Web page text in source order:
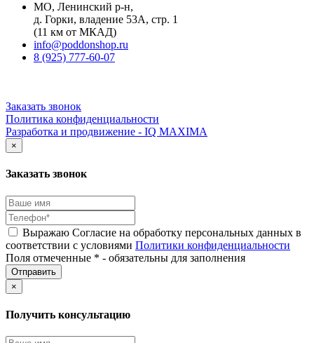
МО, Ленинский р-н,
д. Горки, владение 53А, стр. 1
(11 км от МКАД)
info@poddonshop.ru
8 (925) 777-60-07
Заказать звонок
Политика конфиденциальности
Разработка и продвижение - IQ MAXIMA
×
Заказать звонок
Выражаю Согласие на обработку персональных данных в
соответствии с условиями Политики конфиденциальности
Поля отмеченные * - обязательны для заполнения
×
Получить консультацию